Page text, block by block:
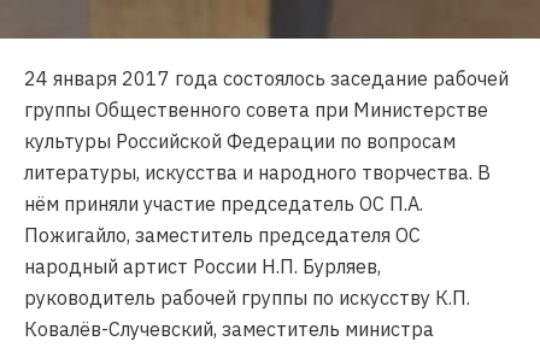
24 января 2017 года состоялось заседание рабочей
группы Общественного совета при Министерстве
культуры Российской Федерации по вопросам
литературы, искусства и народного творчества. В
нём приняли участие председатель ОС П.А.
Пожигайло, заместитель председателя ОС
народный артист России Н.П. Бурляев,
руководитель рабочей группы по искусству К.П.
Ковалёв-Случевский, заместитель министра